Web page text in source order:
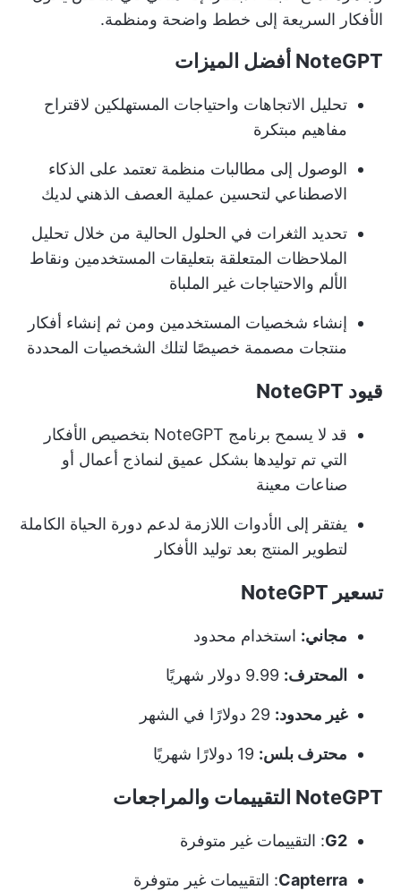
الأفكار السريعة إلى خطط واضحة ومنظمة.
NoteGPT أفضل الميزات
تحليل الاتجاهات واحتياجات المستهلكين لاقتراح
مفاهيم مبتكرة
الوصول إلى مطالبات منظمة تعتمد على الذكاء
الاصطناعي لتحسين عملية العصف الذهني لديك
تحديد الثغرات في الحلول الحالية من خلال تحليل
الملاحظات المتعلقة بتعليقات المستخدمين ونقاط
الألم والاحتياجات غير الملباة
إنشاء شخصيات المستخدمين ومن ثم إنشاء أفكار
منتجات مصممة خصيصًا لتلك الشخصيات المحددة
قيود NoteGPT
قد لا يسمح برنامج NoteGPT بتخصيص الأفكار
التي تم توليدها بشكل عميق لنماذج أعمال أو
صناعات معينة
يفتقر إلى الأدوات اللازمة لدعم دورة الحياة الكاملة
لتطوير المنتج بعد توليد الأفكار
تسعير NoteGPT
مجاني: استخدام محدود
المحترف:
غير محدود:
محترف بلس:
NoteGPT التقييمات والمراجعات
G2: التقييمات غير متوفرة
Capterra: التقييمات غير متوفرة